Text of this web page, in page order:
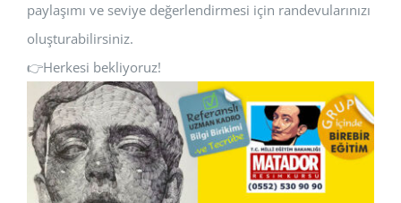
paylaşımı ve seviye değerlendirmesi için randevularınızı
oluşturabilirsiniz.
👉Herkesi bekliyoruz!